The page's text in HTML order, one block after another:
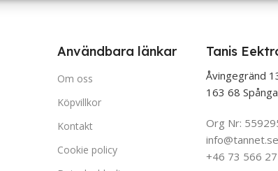
Användbara länkar
Om oss
Köpvillkor
Kontakt
Cookie policy
Tanis
Åvingegränd
163 68 Spånga
Org Nr:
info@tannet.se
+46 73 566